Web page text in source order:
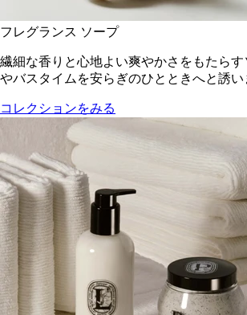
フレグランス ソープ
繊細な香りと心地よい爽やかさをもたら
やバスタイムを安らぎのひとときへと誘い
コレクションをみる